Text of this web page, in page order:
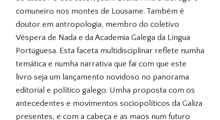
comuneiro nos montes de Lousame. Também é
doutor em antropologia, membro do coletivo
Véspera de Nada e da Academia Galega da Língua
Portuguesa. Esta faceta multidisciplinar reflete numha
temática e numha narrativa que fai com que este
livro seja um lançamento novidoso no panorama
editorial e político galego. Umha proposta com os
antecedentes e movimentos sociopolíticos da Galiza
presentes, e com a cabeça e as maos num futuro